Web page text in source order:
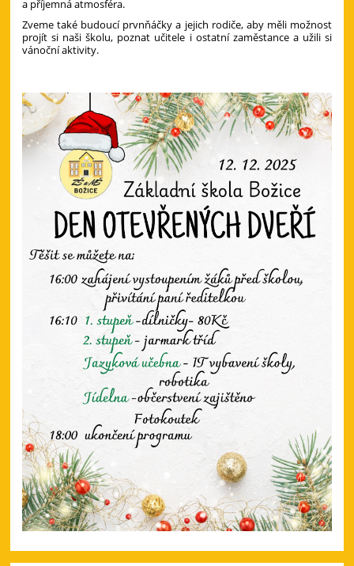
a příjemná atmosféra.
Zveme také budoucí prvnňáčky a jejich rodiče, aby měli možnost
projít si naši školu, poznat učitele i ostatní zaměstance a užili si
vánoční aktivity.